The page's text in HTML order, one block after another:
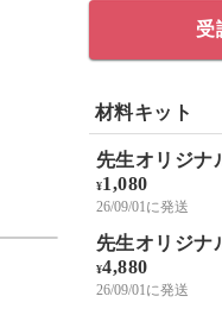
受
材料キット
先生オリジナ
¥1,080
26/09/01に発送
先生オリジナ
¥4,880
26/09/01に発送